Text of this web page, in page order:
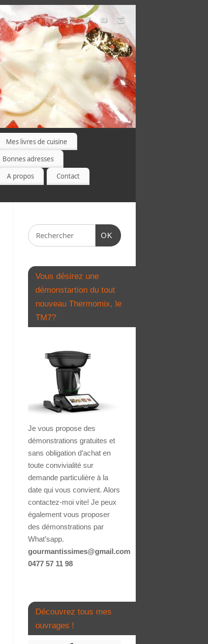
Mes livres de cuisine
Bonnes adresses
A propos
Contact
OK
Vous désirez une
démonstartion du tout
nouveau Thermomix, le
TM7?
Je vous propose des
démonstrations gratuites et
sans obligation d’achat en
toute convivialité sur
demande particulière à la
date qui vous convient. Alors
contactez-moi vite! Je peux
également vous proposer
des démonstrations par
What’sapp.
gourmantissimes@gmail.com
0477 57 11 98
Découvrez tous mes
ouvrages !